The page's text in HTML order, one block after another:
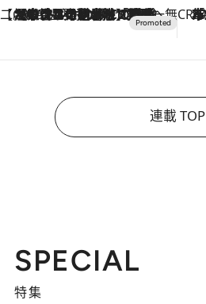
【CREA×星野リゾート】唯一無二。癒しと発見が待つ場所へ
2026.8.7
【トンボの足水浴】ヒノキの香りに包まれて涼感マックス！約13℃の湧水かけ流しを避暑地「星野温泉 トンボの湯」で体験 「立川
連載 TOP
SPECIAL
特集